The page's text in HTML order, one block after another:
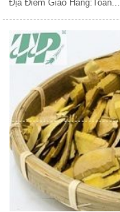
Địa Điểm Giao Hàng:Toàn...